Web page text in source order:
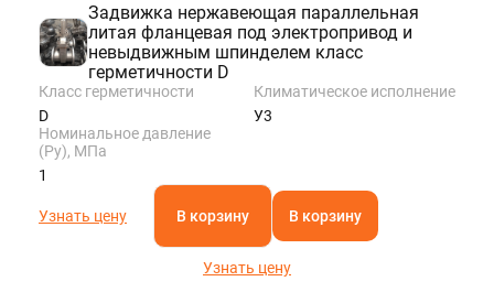
Задвижка нержавеющая параллельная
литая фланцевая под электропривод и
невыдвижным шпинделем класс
герметичности D
Класс герметичности
D
Климатическое исполнение
У3
Номинальное давление
(Ру), МПа
1
Узнать цену В корзину В корзину
Узнать цену